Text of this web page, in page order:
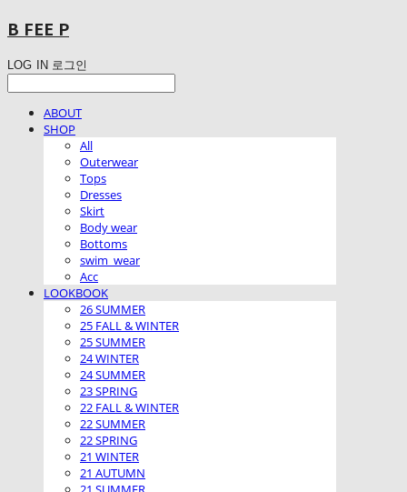
B FEE P
LOG IN 로그인
ABOUT
SHOP
All
Outerwear
Tops
Dresses
Skirt
Body wear
Bottoms
swim_wear
Acc
LOOKBOOK
26 SUMMER
25 FALL & WINTER
25 SUMMER
24 WINTER
24 SUMMER
23 SPRING
22 FALL & WINTER
22 SUMMER
22 SPRING
21 WINTER
21 AUTUMN